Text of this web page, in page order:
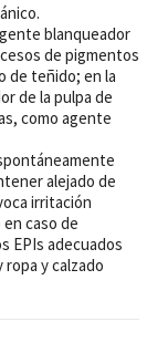
blanqueador
de pigmentos
de teñido; en la
de la pulpa de
como agente
alejado de
irritación
caso de
EPIs adecuados
y calzado